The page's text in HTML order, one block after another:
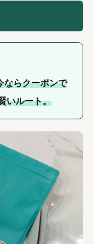
ならクーポンで
いルート。